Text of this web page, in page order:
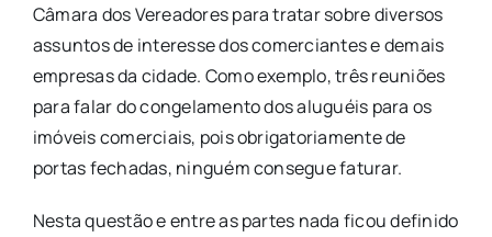
Câmara dos Vereadores para tratar sobre diversos
assuntos de interesse dos comerciantes e demais
empresas da cidade. Como exemplo, três reuniões
para falar do congelamento dos aluguéis para os
imóveis comerciais, pois obrigatoriamente de
portas fechadas, ninguém consegue faturar.
Nesta questão e entre as partes nada ficou definido